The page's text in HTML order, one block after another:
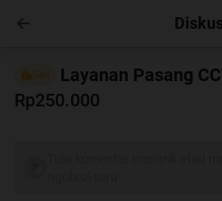
Sell
Layanan Pasang
Rp250.000